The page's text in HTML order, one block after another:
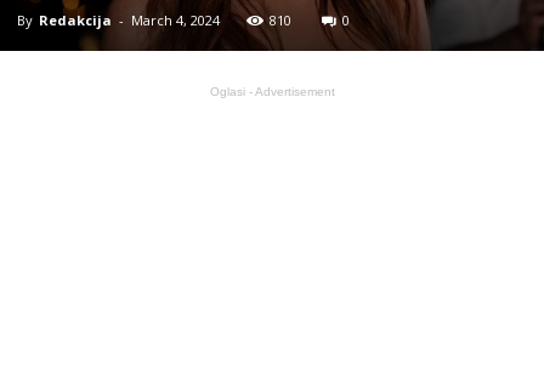
By Redakcija - March 4, 2024 810 0
Oglasi - Advertisement